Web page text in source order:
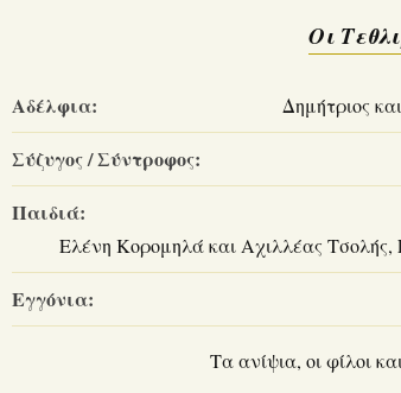
Οι
Αδέλφια: Δημήτριος
Σύζυγος / Σύντροφος:
Παιδιά:
Ελένη Κορομηλά και Αχιλλέας
Εγγόνια:
Τα ανίψια, οι φίλοι